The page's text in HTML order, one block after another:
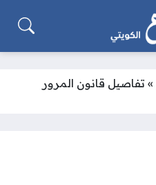
» تفاصيل قانون المرور